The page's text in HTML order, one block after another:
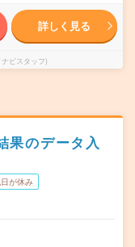
詳しく見る
ビスタッフ)
のデータ入
が休み